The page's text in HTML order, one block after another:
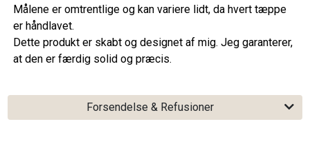
Målene er omtrentlige og kan variere lidt, da hvert tæppe
er håndlavet.
Dette produkt er skabt og designet af mig. Jeg garanterer,
at den er færdig solid og præcis.
Forsendelse & Refusioner